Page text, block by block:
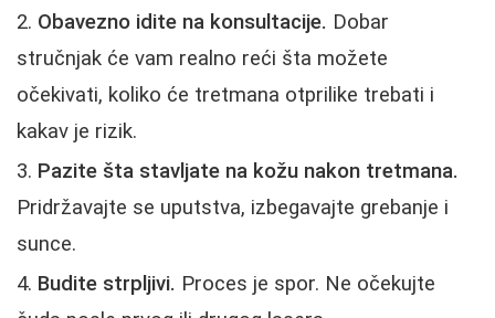
Obavezno idite na konsultacije. Dobar
stručnjak će vam realno reći šta možete
očekivati, koliko će tretmana otprilike trebati i
kakav je rizik.
Pazite šta stavljate na kožu nakon tretmana.
Pridržavajte se uputstva, izbegavajte grebanje i
sunce.
Budite strpljivi. Proces je spor. Ne očekujte